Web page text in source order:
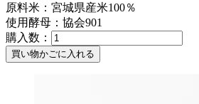
原料米：宮城県産米100％
使用酵母：協会901
購入数：